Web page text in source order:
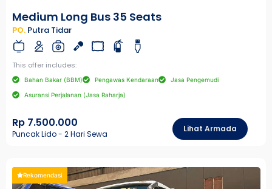
Medium Long Bus 35 Seats
PO. Putra Tidar
This offer includes:
Bahan Bakar (BBM) Pengawas Kendaraan Jasa Pengemudi
Asuransi Perjalanan (Jasa Raharja)
Rp 7.500.000
Puncak Lido - 2 Hari Sewa
Lihat Armada
Rekomendasi